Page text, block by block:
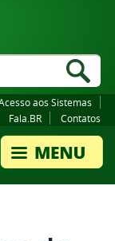
aos Sistemas
Fala.BR Contatos